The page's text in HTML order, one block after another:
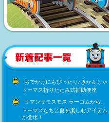
おでかけにもぴったり♪きかんしゃ
トーマス折りたたみ式補助便座
サマンサモスモス ラーゴムから、
トーマスたちと夏を楽しむアイテム
が登場！